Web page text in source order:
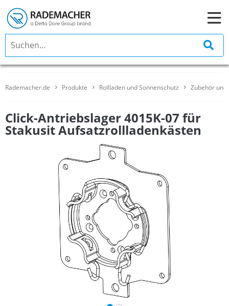
Rademacher.de Produkte Rollladen und Sonnenschutz Zubehör und
Click-Antriebslager 4015K-07 für
Stakusit Aufsatzrollladenkästen